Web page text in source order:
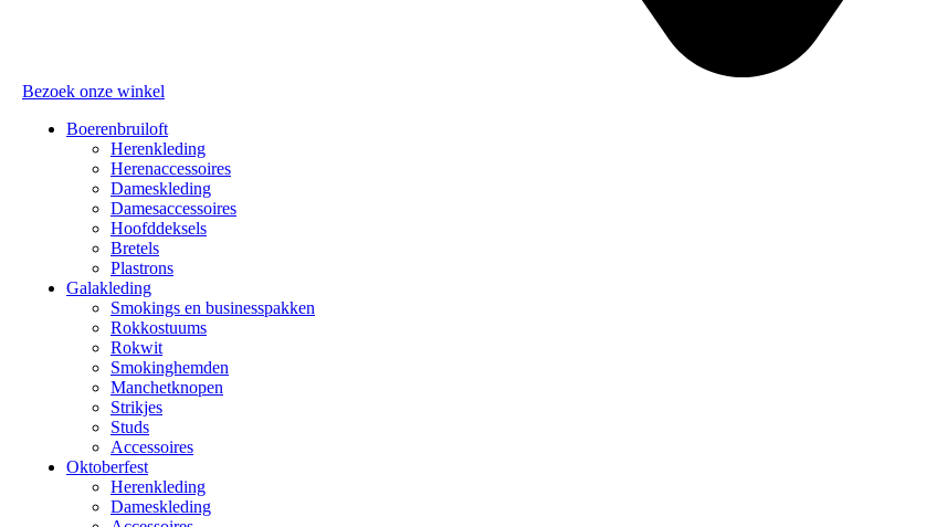
Bezoek onze winkel
Boerenbruiloft
Herenkleding
Herenaccessoires
Dameskleding
Damesaccessoires
Hoofddeksels
Bretels
Plastrons
Galakleding
Smokings en businesspakken
Rokkostuums
Rokwit
Smokinghemden
Manchetknopen
Strikjes
Studs
Accessoires
Oktoberfest
Herenkleding
Dameskleding